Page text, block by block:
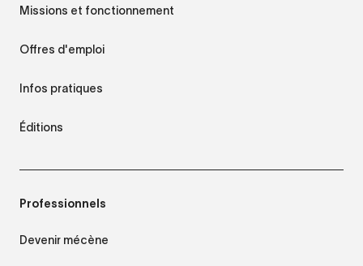
Missions et fonctionnement
Offres d'emploi
Infos pratiques
Éditions
Professionnels
Devenir mécène